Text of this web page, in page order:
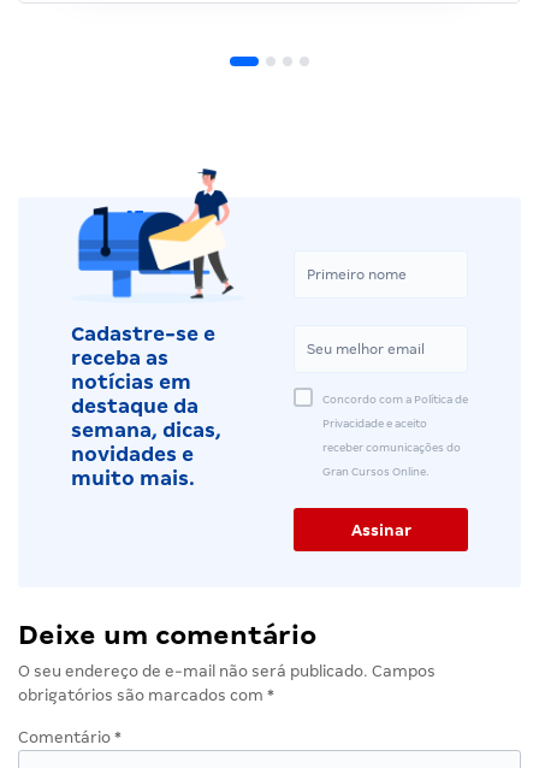
Cadastre-se e
receba as
notícias em
destaque da
semana, dicas,
novidades e
muito mais.
Concordo com a Política de
Privacidade e aceito
receber comunicações do
Gran Cursos Online.
Deixe um comentário
O seu endereço de e-mail não será publicado. Campos
obrigatórios são marcados com *
Comentário *